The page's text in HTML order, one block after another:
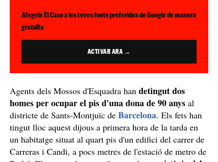
Afegeix El Caso a les teves fonts preferides de Google de manera
gratuïta
ACTIVAR ARA →
Agents dels Mossos d'Esquadra han detingut dos
homes per ocupar el pis d'una dona de 90 anys al
districte de Sants-Montjuïc de Barcelona. Els fets han
tingut lloc aquest dijous a primera hora de la tarda en
un habitatge situat al quart pis d'un edifici del carrer de
Carreras i Candi, a pocs metres de l'estació de metro de